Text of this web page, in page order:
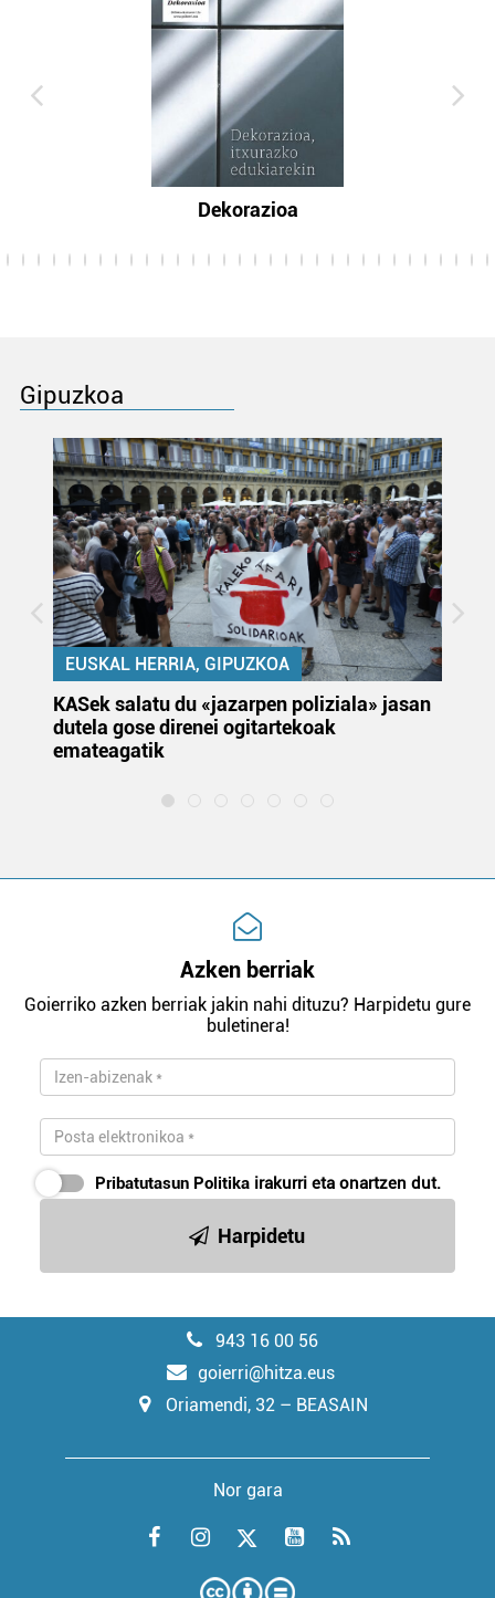
Dekorazioa
Gipuzkoa
EUSKAL HERRIA, GIPUZKOA
KASek salatu du «jazarpen poliziala» jasan
dutela gose direnei ogitartekoak
emateagatik
Azken berriak
Goierriko azken berriak jakin nahi dituzu? Harpidetu gure
buletinera!
Pribatutasun Politika irakurri eta onartzen dut.
Harpidetu
943 16 00 56
goierri@hitza.eus
Oriamendi, 32 – BEASAIN
Nor gara